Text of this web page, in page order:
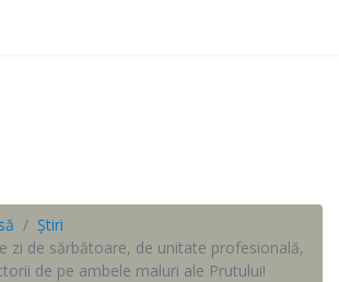
Știri
zi de sărbătoare, de unitate profesională,
de pe ambele maluri ale Prutului!